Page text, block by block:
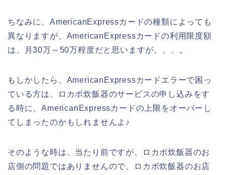
ちなみに、AmericanExpressカードの種類によっても
異なりますが、AmericanExpressカードの利用限度額
は、月30万～50万程度だと思いますが、、、。
もしかしたら、AmericanExpressカードエラーで困っ
ている方は、ロカボ炊飯器のサービスの申し込みをす
る時に、AmericanExpressカードの上限をオーバーし
てしまったのかもしれませんよ♪
そのような時は、当たり前ですが、ロカボ炊飯器のお
店側の問題ではありませんので、ロカボ炊飯器のお店